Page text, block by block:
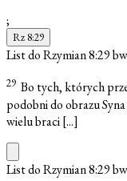
;
Rz 8:29
List do Rzymian 8:29bw
29 Bo tych, których
podobni do obrazu
wielu braci[...]
List do Rzymian 8:29bw